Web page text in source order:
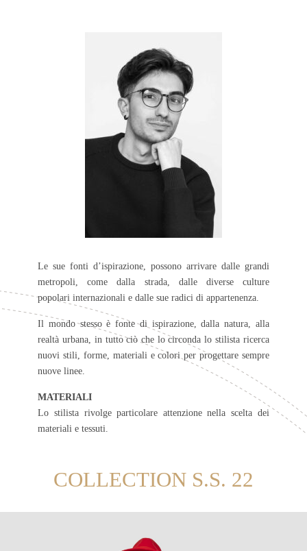
Le sue fonti d’ispirazione, possono arrivare dalle grandi
metropoli, come dalla strada, dalle diverse culture
popolari internazionali e dalle sue radici di appartenenza.
Il mondo stesso è fonte di ispirazione, dalla natura, alla
realtà urbana, in tutto ciò che lo circonda lo stilista ricerca
nuovi stili, forme, materiali e colori per progettare sempre
nuove linee.
MATERIALI
Lo stilista rivolge particolare attenzione nella scelta dei
materiali e tessuti.
COLLECTION S.S. 22